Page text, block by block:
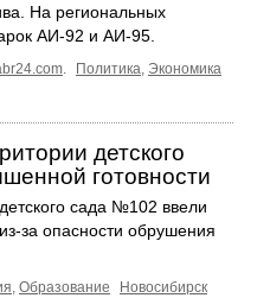
На региональных
АИ-92 и АИ-95.
. Политика, Экономика
детского
готовности
сада №102 ввели
за опасности обрушения
, Образование
Новосибирск